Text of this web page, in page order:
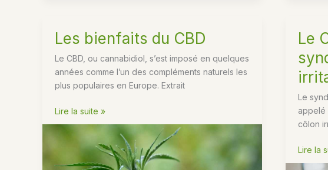
Les bienfaits du CBD
Le CBD, ou cannabidiol, s’est imposé en quelques
années comme l’un des compléments naturels les
plus populaires en Europe. Extrait
Les
bienfaits
Lire la suite »
Le
Le
appelé
côlon
Le
CBD
Lire la